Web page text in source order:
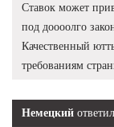
Ставок может
под доооолго
Качественный
требованиям
Немецкий